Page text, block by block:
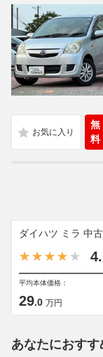
無
料
ダイハツ ミラ 中
平均本体価格：
29.0 万円
あなたにおす